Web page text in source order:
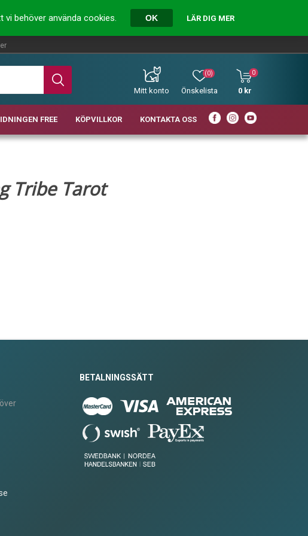
vi behöver använda cookies. OK LÄR DIG MER
Mitt konto Önskelista
(0) 0
0 kr
FREE KÖPVILLKOR KONTAKTA OSS
Tribe Tarot
BETALNINGSSÄTT